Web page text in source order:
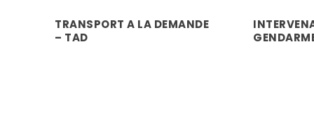
TRANSPORT A LA DEMANDE
– TAD